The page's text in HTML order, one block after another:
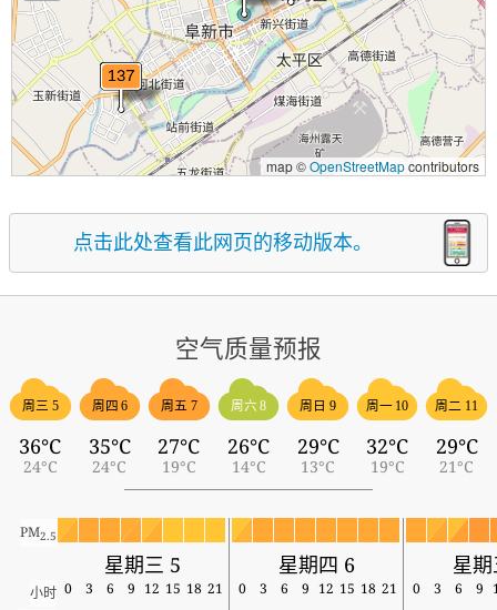
map ©OpenStreetMapcontributors
点击此处查看此网页的移动版本。
空气质量预报
周三 5
36°C
24°C
周四 6
35°C
24°C
周五 7
27°C
19°C
周六 8
26°C
14°C
周日 9
29°C
13°C
周一 10
32°C
19°C
周二 11
29°C
21°C
PM2.5
星期三 5 星期四 6 星
小时 0 3 6 9 12 15 18 21 0 3 6 9 12 15 18 21 0 3 6 9